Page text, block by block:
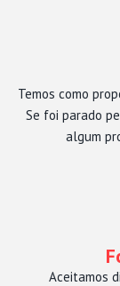
Temos como
Se foi parado
algum
Aceitamos